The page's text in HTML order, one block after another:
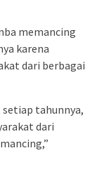
memancing
karena
dari berbagai
tahunnya,
dari